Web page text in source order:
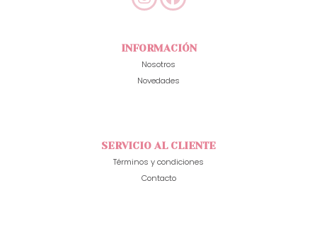
INFORMACIÓN
Nosotros
Novedades
SERVICIO AL CLIENTE
Términos y condiciones
Contacto